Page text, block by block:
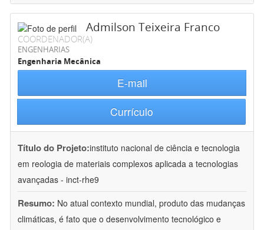
Admilson Teixeira Franco
COORDENADOR(A)
ENGENHARIAS
Engenharia Mecânica
E-mail
Currículo
Título do Projeto:instituto nacional de ciência e tecnologia
em reologia de materiais complexos aplicada a tecnologias
avançadas - inct-rhe9
Resumo: No atual contexto mundial, produto das mudanças
climáticas, é fato que o desenvolvimento tecnológico e